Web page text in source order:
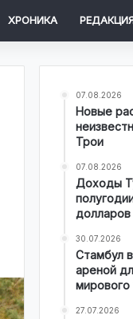
ХРОНИКА
07.08.2026
Новые
Трои
07.08.2026
Доходы
долларов
30.07.2026
Стамбул
ареной
мирового
27.07.2026